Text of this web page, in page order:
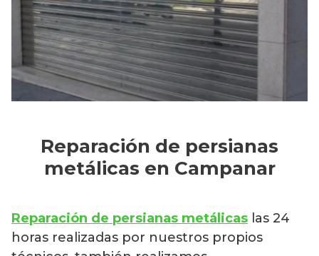
Reparación de persianas
metálicas en Campanar
Reparación de persianas metálicas las 24
horas realizadas por nuestros propios